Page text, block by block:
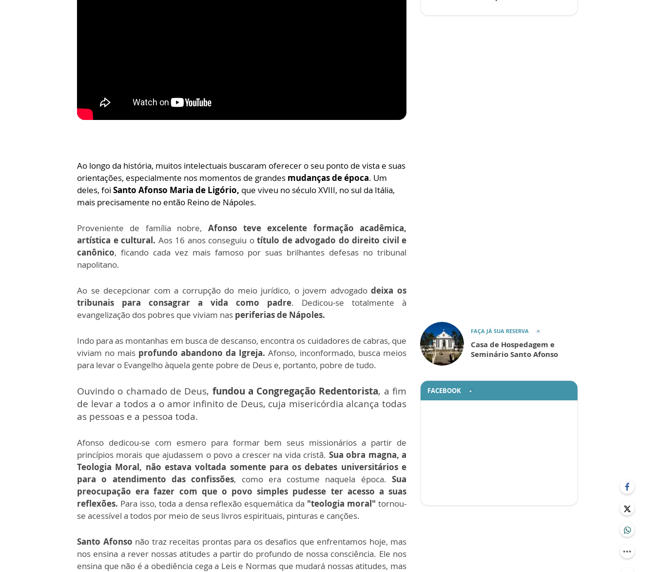
Ao longo da história, muitos intelectuais buscaram oferecer o seu ponto de vista e suas
orientações, especialmente nos momentos de grandes mudanças de época. Um
deles, foi Santo Afonso Maria de Ligório, que viveu no século XVIII, no sul da Itália,
mais precisamente no então Reino de Nápoles.
Proveniente de família nobre, Afonso teve excelente formação acadêmica,
artística e cultural. Aos 16 anos conseguiu o título de advogado do direito civil e
canônico, ficando cada vez mais famoso por suas brilhantes defesas no tribunal
napolitano.
Ao se decepcionar com a corrupção do meio jurídico, o jovem advogadodeixa os
tribunais para consagrar a vida como padre. Dedicou-se totalmente à
evangelização dos pobres que viviam nas periferias de Nápoles.
Indo para as montanhas em busca de descanso, encontra os cuidadores de cabras, que
viviam no mais profundo abandono da Igreja. Afonso, inconformado, busca meios
para levar o Evangelho àquela gente pobre de Deus e, portanto, pobre de tudo.
Ouvindo o chamado de Deus, fundou a Congregação Redentorista, a fim
de levar a todos a o amor infinito de Deus, cuja misericórdia alcança todas
as pessoas e a pessoa toda.
Afonso dedicou-se com esmero para formar bem seus missionários a partir de
princípios morais que ajudassem o povo a crescer na vida cristã. Sua obra magna, a
Teologia Moral, não estava voltada somente para os debates universitários e
para o atendimento das confissões, como era costume naquela época.Sua
preocupação era fazer com que o povo simples pudesse ter acesso a suas
reflexões. Para isso, toda a densa reflexão esquemática da "teologia moral" tornou-
se acessível a todos por meio de seus livros espirituais, pinturas e canções.
Santo Afonso não traz receitas prontas para os desafios que enfrentamos hoje, mas
nos ensina a rever nossas atitudes a partir do profundo de nossa consciência. Ele nos
ensina que não é a obediência cega a Leis e Normas que mudará nossas atitudes, mas
FAÇA JÁ SUA RESERVA
Casa de Hospedagem e
Seminário Santo Afonso
FACEBOOK